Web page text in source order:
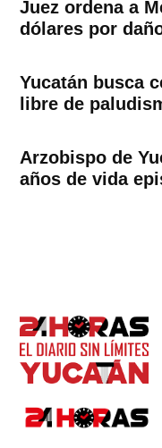
Juez ordena a
dólares por
Yucatán busca
libre de
Arzobispo de
años de vida